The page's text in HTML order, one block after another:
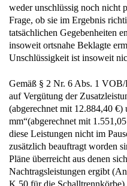
weder unschlüssig noch nicht
Frage, ob sie im Ergebnis
tatsächlichen Gegebenheiten
insoweit ortsnahe Beklagte
Unschlüssigkeit ist insoweit
Gemäß § 2 Nr. 6 Abs. 1
auf Vergütung der
(abgerechnet mit 12.884,40
mm“(abgerechnet mit
diese Leistungen nicht im
zusätzlich beauftragt worden
Pläne überreicht aus denen
Nachtragsleistungen ergibt